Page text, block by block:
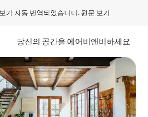
가 자동 번역되었습니다. 원문 보기
당신의 공간을 에어비앤비하세요